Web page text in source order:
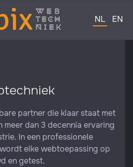
web
tech
niek
Selecteer
NL EN
partner die klaar staat met
meer dan 3 decennia ervaring
In een professionele
elke webtoepassing op
en getest.